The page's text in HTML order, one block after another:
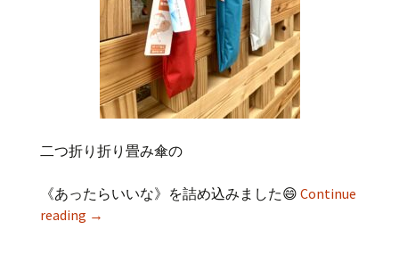
二つ折り折り畳み傘の
《あったらいいな》を詰め込みました😄 Continue
reading →